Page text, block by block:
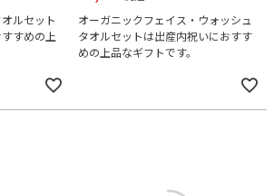
ルセット
すめの上
オーガニックフェイス・ウォッシュ
タオルセットは出産内祝いにおすす
めの上品なギフトです。